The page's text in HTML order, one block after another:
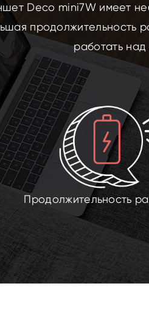
Deco mini7W имеет
продолжительность
работать
Продолжительность